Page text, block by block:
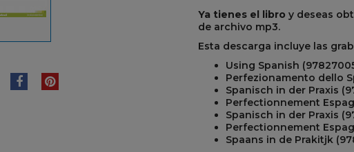
TUITEAR
COMPARTIR
PINTEREST
Ya tienes el libro y deseas
de archivo mp3.
Esta descarga incluye las
Using Spanish
Perfezionamento dello
Spanisch in der Praxis
Perfectionnement
Spanisch in der Praxis
Perfectionnement
Spaans in de Prakitjk